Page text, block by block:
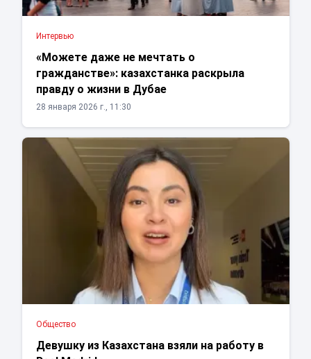
Интервью
«Можете даже не мечтать о
гражданстве»: казахстанка раскрыла
правду о жизни в Дубае
28 января 2026 г., 11:30
Общество
Девушку из Казахстана взяли на работу в